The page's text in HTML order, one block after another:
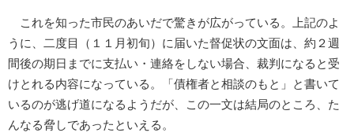
これを知った市民のあいだで驚きが広がっている。上記のよ
うに、二度目（１１月初旬）に届いた督促状の文面は、約２週
間後の期日までに支払い・連絡をしない場合、裁判になると受
けとれる内容になっている。「債権者と相談のもと」と書いて
いるのが逃げ道になるようだが、この一文は結局のところ、た
んなる脅しであったといえる。